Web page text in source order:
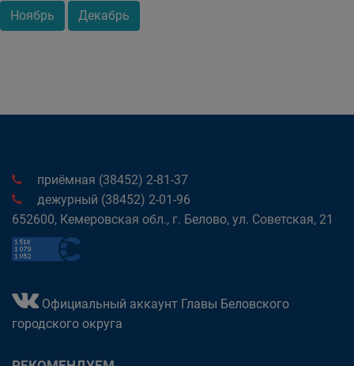
Ноябрь Декабрь
приёмная (38452) 2-81-37
дежурный (38452) 2-01-96
652600, Кемеровская обл., г. Белово, ул. Советская, 21
Официальный аккаунт Главы Беловского
городского округа